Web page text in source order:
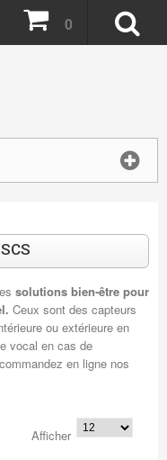
0
solutions bien-être pour
Ceux sont des capteurs
ou extérieure en
vocal en cas de
en ligne nos
Afficher